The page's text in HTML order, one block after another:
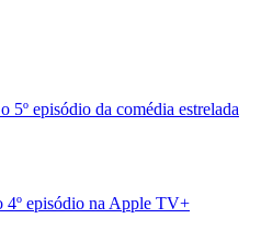
5º episódio da comédia estrelada
4º episódio na Apple TV+